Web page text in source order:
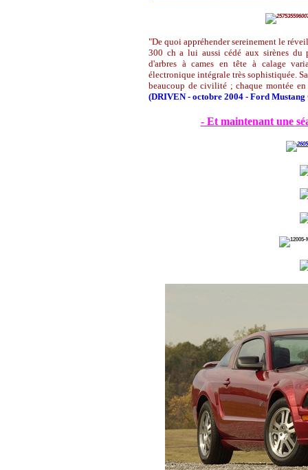
"De quoi appréhender sereinement le
300 ch a lui aussi cédé aux sirènes du
d'arbres à cames en tête à calage
électronique intégrale très sophistiquée.
beaucoup de civilité ; chaque montée
(DRIVEN - octobre 2004 - Ford
- Et maintenant une